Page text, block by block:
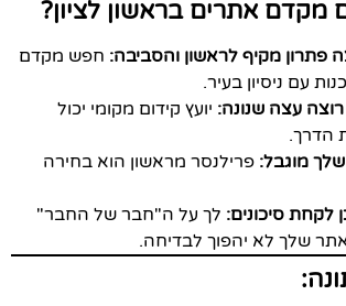
מקדם אתרים בראשון לציון?
פתרון מקיף לראשון והסביבה: חפש מקדם
עם ניסיון בעיר.
עצה שנונה: יועץ קידום מקומי יכול
הדרך.
מוגבל: פרילנסר מראשון הוא בחירה
לקחת סיכונים: לך על ה"חבר של החבר"
שלך לא יהפוך לבדיחה.